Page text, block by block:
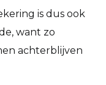
is dus ook
want zo
achterblijven